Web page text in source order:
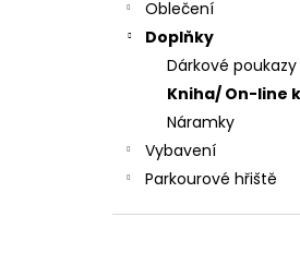
Oblečení
Doplňky
Dárkové poukazy
Kniha/ On-line
Náramky
Vybavení
Parkourové hřiště